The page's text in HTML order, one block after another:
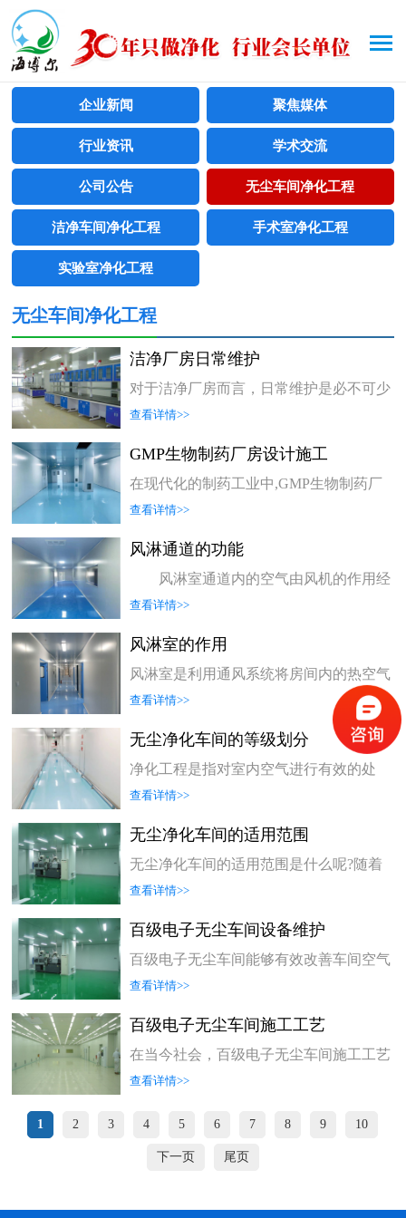
企业新闻 聚焦媒体
行业资讯 学术交流
公司公告 无尘车间净化工程
洁净车间净化工程 手术室净化工程
实验室净化工程
无尘车间净化工程
洁净厂房日常维护
对于洁净厂房而言，日常维护是必不可少
的。只有保持干净整洁的环境，才能保证
生产的顺利进行和产品的质量。因此，在
整个过程中都要做好清洁工作。
查看详情>>
GMP生物制药厂房设计施工
在现代化的制药工业中,GMP生物制药厂
房设计施工是必不可少的。这些设施能够
确保生产质量和安全性,同时也为消费者
提供了更多选择。厂房设计是指在建造企
业或生产设施的过程中，为了满足生产工
艺要求而对整个建筑物进行设计、布局和
设计已经成为一门重要学科。
查看详情>>
风淋通道的功能
风淋室通道内的空气由风机的作用经
初效过滤器进入静压箱，经高效过滤器过
滤后，洁净空气从风淋室通道的喷嘴高速
喷出，喷嘴角度可调节，可有效地吹除人
特或携带物品表面附着的尘埃，吹下的尘
埃再回收进入初效空气过滤器，如此循环
风淋室通道是操作人员进入洁净室时
使用的人身净化装置。它利用高速洁净气
流吹淋除掉进入室内人员身上的污物。其
喷嘴可调节，以便有效除去人身上的灰
尘，并阻止外界污染进入洁净区域。它也
查看详情>>
风淋室的作用
风淋室是利用通风系统将房间内的热空气
循环到室外，从而提高室内温度。它主要
有两个作用:1. 帮助人们降温;2. 防止热空
气进入房屋内部。
查看详情>>
无尘净化车间的等级划分
净化工程是指对室内空气进行有效的处
理，使之达到洁净标准。它包括通风、温
度调节和湿度控制等多个方面。一般情况
下，净化工程会涉及到两个或者三个不同
领域：1. 主要用于改善空气质量。2. 其次
还可以为人体提供有益健康的环境。这里
是指能够降低污染物浓度，减少空气中有
分为以下几个等级：A级: 采用环保材料
建造，如无氟玻璃材质、耐高温织物、高
效滤材等;B级: 采用传统建筑材料，如钢
铁、铝、塑料等制成，具有一定防护性
查看详情>>
无尘净化车间的适用范围
无尘净化车间的适用范围是什么呢?随着
社会发展和环保意识的提高，人们对环境
问题越来越关注。为了解决这一矛盾，许
多企业开始建设无尘净化车间。这种车间
能够有效地减少粉尘污染,并将有毒物质
和气体排放到空气中。此外,它还能帮助
查看详情>>
百级电子无尘车间设备维护
百级电子无尘车间能够有效改善车间空气
中污染物水平，从而降低工人的健康风
险。这种技术已经被广泛应用于电子生产
制造车间和其他商业领域。
查看详情>>
百级电子无尘车间施工工艺
在当今社会，百级电子无尘车间施工工艺
已经成为了一种常见的建筑形式。这种厂
房具有防尘、降噪、减噪等特点，是现代
查看详情>>
1 2 3 4 5 6 7 8 9 10
下一页 尾页